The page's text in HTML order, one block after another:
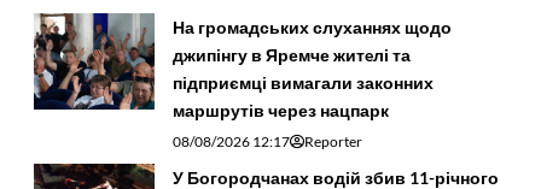
На громадських слуханнях щодо
джипінгу в Яремче житeлі та
підприємці вимагали законних
маршрутів через нацпарк
08/08/2026 12:17 Reporter
У Богородчанах водій збив 11-річного